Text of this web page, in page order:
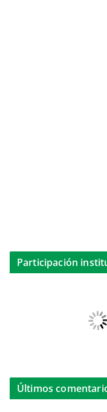
Participación
Últimos